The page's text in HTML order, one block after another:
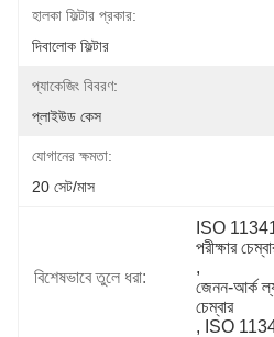
হালকা ফিল্টার প্রকার:
দিবালোক ফিল্টার
প্যাকেজিং বিবরণ:
প্লাইউড কেস
যোগানের ক্ষমতা:
20 সেট/মাস
বিশেষভাবে তুলে ধরা:
ISO 11341
পরীক্ষার
,
জেনন-আর্ক
চেম্বার
, ISO